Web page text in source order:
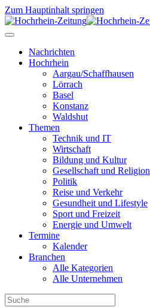
Zum Hauptinhalt springen
Nachrichten
Hochrhein
Aargau/Schaffhausen
Lörrach
Basel
Konstanz
Waldshut
Themen
Technik und IT
Wirtschaft
Bildung und Kultur
Gesellschaft und Religion
Politik
Reise und Verkehr
Gesundheit und Lifestyle
Sport und Freizeit
Energie und Umwelt
Termine
Kalender
Branchen
Alle Kategorien
Alle Unternehmen